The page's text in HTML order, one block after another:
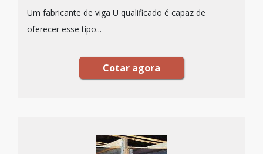
Um fabricante de viga U qualificado é capaz de
oferecer esse tipo...
Cotar agora